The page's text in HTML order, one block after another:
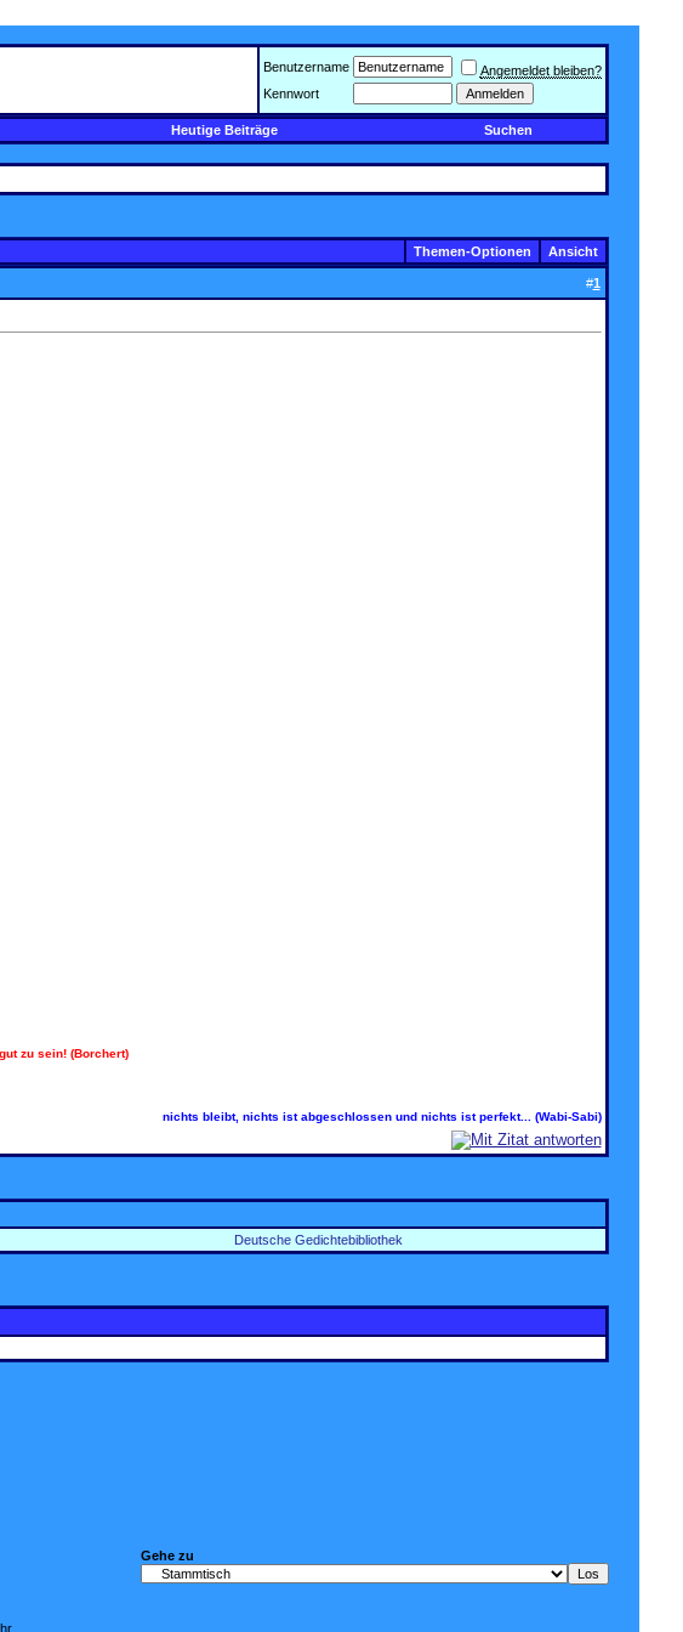
Benutzername
Angemeldet bleiben?
Kennwort
Heutige Beiträge Suchen
Themen-Optionen
Ansicht
#1
zu sein! (Borchert)
nichts bleibt, nichts ist abgeschlossen und nichts ist perfekt... (Wabi-Sabi)
Deutsche Gedichtebibliothek
Gehe zu